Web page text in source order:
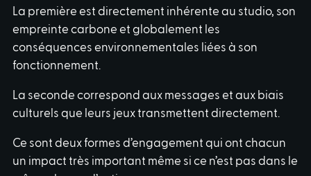
La première est directement inhérente au studio, son
empreinte carbone et globalement les
conséquences environnementales liées à son
fonctionnement.
La seconde correspond aux messages et aux biais
culturels que leurs jeux transmettent directement.
Ce sont deux formes d’engagement qui ont chacun
un impact très important même si ce n’est pas dans le